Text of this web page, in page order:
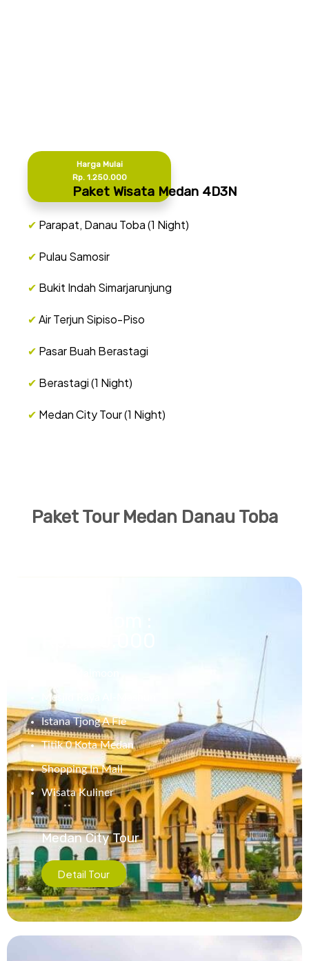
Harga Mulai
Rp. 1.250.000
Paket Wisata Medan 4D3N
✔ Parapat, Danau Toba (1 Night)
✔ Pulau Samosir
✔ Bukit Indah Simarjarunjung
✔Air Terjun Sipiso-Piso
✔ Pasar Buah Berastagi
✔ Berastagi (1 Night)
✔ Medan City Tour (1 Night)
Paket Tour Medan Danau Toba
Mesjid Raya Al-Mashun
Istana Tjong A Fie
Titik 0 Kota Medan
Shopping In Mall
Wisata Kuliner
Medan City Tour
Detail Tour